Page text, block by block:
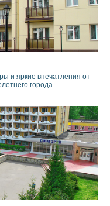
и яркие впечатления от
города.